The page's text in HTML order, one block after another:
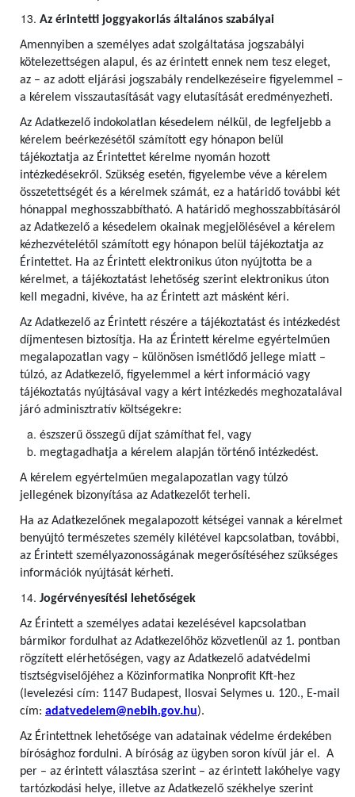
Az érintetti joggyakorlás általános szabályai
Amennyiben a személyes adat szolgáltatása jogszabályi
kötelezettségen alapul, és az érintett ennek nem tesz eleget,
az – az adott eljárási jogszabály rendelkezéseire figyelemmel –
a kérelem visszautasítását vagy elutasítását eredményezheti.
Az Adatkezelő indokolatlan késedelem nélkül, de legfeljebb a
kérelem beérkezésétől számított egy hónapon belül
tájékoztatja az Érintettet kérelme nyomán hozott
intézkedésekről. Szükség esetén, figyelembe véve a kérelem
összetettségét és a kérelmek számát, ez a határidő további két
hónappal meghosszabbítható. A határidő meghosszabbításáról
az Adatkezelő a késedelem okainak megjelölésével a kérelem
kézhezvételétől számított egy hónapon belül tájékoztatja az
Érintettet. Ha az Érintett elektronikus úton nyújtotta be a
kérelmet, a tájékoztatást lehetőség szerint elektronikus úton
kell megadni, kivéve, ha az Érintett azt másként kéri.
Az Adatkezelő az Érintett részére a tájékoztatást és intézkedést
díjmentesen biztosítja. Ha az Érintett kérelme egyértelműen
megalapozatlan vagy – különösen ismétlődő jellege miatt –
túlzó, az Adatkezelő, figyelemmel a kért információ vagy
tájékoztatás nyújtásával vagy a kért intézkedés meghozatalával
járó adminisztratív költségekre:
észszerű összegű díjat számíthat fel, vagy
megtagadhatja a kérelem alapján történő intézkedést.
A kérelem egyértelműen megalapozatlan vagy túlzó
jellegének bizonyítása az Adatkezelőt terheli.
Ha az Adatkezelőnek megalapozott kétségei vannak a kérelmet
benyújtó természetes személy kilétével kapcsolatban, további,
az Érintett személyazonosságának megerősítéséhez szükséges
információk nyújtását kérheti.
Jogérvényesítési lehetőségek
Az Érintett a személyes adatai kezelésével kapcsolatban
bármikor fordulhat az Adatkezelőhöz közvetlenül az 1. pontban
rögzített elérhetőségen, vagy az Adatkezelő adatvédelmi
tisztségviselőjéhez a Közinformatika Nonprofit Kft-hez
(levelezési cím: 1147 Budapest, Ilosvai Selymes u. 120., E-mail
cím: adatvedelem@nebih.gov.hu).
Az Érintettnek lehetősége van adatainak védelme érdekében
bírósághoz fordulni. A bíróság az ügyben soron kívül jár el. A
per – az érintett választása szerint – az érintett lakóhelye vagy
tartózkodási helye, illetve az Adatkezelő székhelye szerint